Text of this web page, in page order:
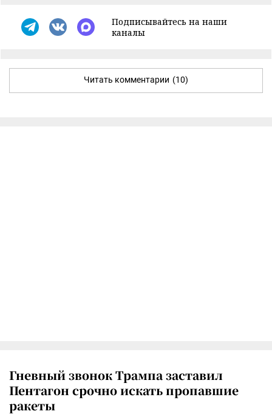
Подписывайтесь на наши
каналы
Читать комментарии (10)
Гневный звонок Трампа заставил
Пентагон срочно искать пропавшие
ракеты